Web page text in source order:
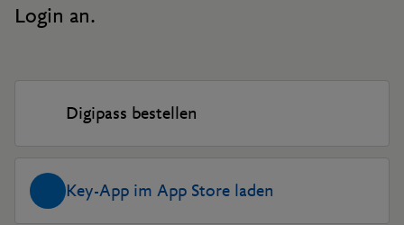
Digipass bestellen
Key-App im App Store laden